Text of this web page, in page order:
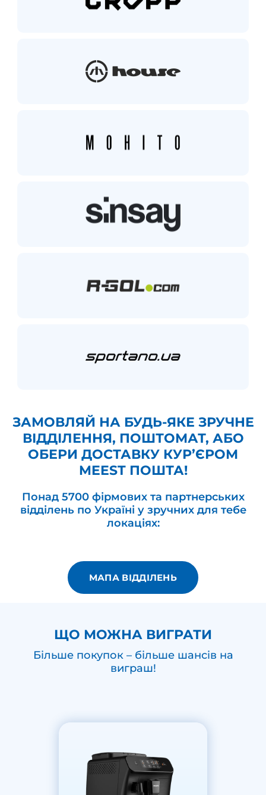
ЗАМОВЛЯЙ НА БУДЬ-ЯКЕ ЗРУЧНЕ
ВІДДІЛЕННЯ, ПОШТОМАТ, АБО
ОБЕРИ ДОСТАВКУ КУР’ЄРОМ
MEEST ПОШТА!
Понад 5700 фірмових та партнерських
відділень по Україні у зручних для тебе
локаціях:
МАПА ВІДДІЛЕНЬ
ЩО МОЖНА ВИГРАТИ
Більше покупок – більше шансів на
виграш!